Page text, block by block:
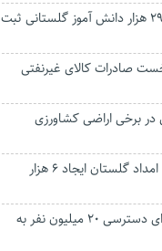
سفارش کتاب برای ۲۹۸ هزار دانش آموز گلستانی ثبت
صادرات کالای غیرنفتی
اراضی کشاورزی
امسال سهمیه کمیته امداد گلستان ایجاد ۶ هزار
هدف گذاری دولت برای دسترسی ۲۰ میلیون نفر به